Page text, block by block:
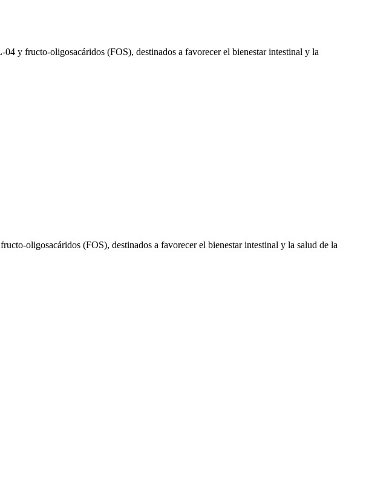
y fructo-oligosacáridos (FOS), destinados a favorecer el bienestar intestinal y la
oligosacáridos (FOS), destinados a favorecer el bienestar intestinal y la salud de la